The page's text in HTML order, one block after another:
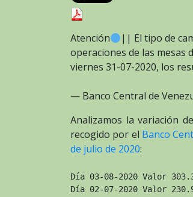
Atención
|| El tipo de
operaciones de las mesas
viernes 31-07-2020, los
— Banco Central de
Analizamos la variación
recogido por el Banco
de julio de 2020:
Día 03-08-2020 Valor
Día 02-07-2020 Valor